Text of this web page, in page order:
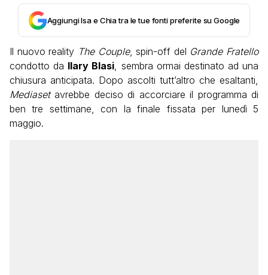
Aggiungi Isa e Chia tra le tue fonti preferite su Google
Il nuovo reality The Couple, spin-off del Grande Fratello
condotto da Ilary Blasi, sembra ormai destinato ad una
chiusura anticipata. Dopo ascolti tutt’altro che esaltanti,
Mediasetavrebbe deciso di accorciare il programma di
ben tre settimane, con la finale fissata per lunedì 5
maggio.